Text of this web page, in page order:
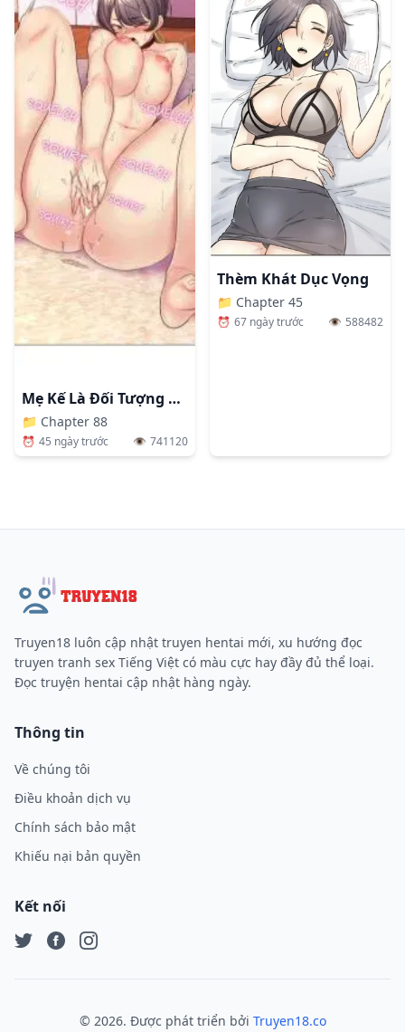
Mẹ Kế Là Đối Tượng Làm Tình Của Tôi
📁 Chapter 88
⏰ 45 ngày trước 👁️ 741120
Thèm Khát Dục Vọng
📁 Chapter 45
⏰ 67 ngày trước 👁️ 588482
Truyen18 luôn cập nhật truyen hentai mới, xu hướng đọc
truyen tranh sex Tiếng Việt có màu cực hay đầy đủ thể loại.
Đọc truyện hentai cập nhật hàng ngày.
Thông tin
Về chúng tôi
Điều khoản dịch vụ
Chính sách bảo mật
Khiếu nại bản quyền
Kết nối
© 2026. Được phát triển bởi Truyen18.co